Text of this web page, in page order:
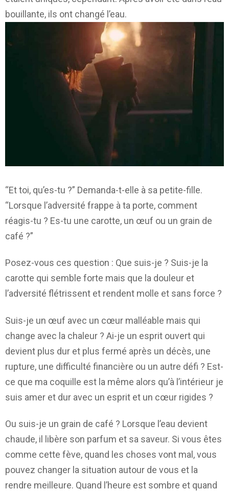
bouillante, ils ont changé l’eau.
“Et toi, qu’es-tu ?” Demanda-t-elle à sa petite-fille.
“Lorsque l’adversité frappe à ta porte, comment
réagis-tu ? Es-tu une carotte, un œuf ou un grain de
café ?”
Posez-vous ces question : Que suis-je ? Suis-je la
carotte qui semble forte mais que la douleur et
l’adversité flétrissent et rendent molle et sans force ?
Suis-je un œuf avec un cœur malléable mais qui
change avec la chaleur ? Ai-je un esprit ouvert qui
devient plus dur et plus fermé après un décès, une
rupture, une difficulté financière ou un autre défi ? Est-
ce que ma coquille est la même alors qu’à l’intérieur je
suis amer et dur avec un esprit et un cœur rigides ?
Ou suis-je un grain de café ? Lorsque l’eau devient
chaude, il libère son parfum et sa saveur. Si vous êtes
comme cette fève, quand les choses vont mal, vous
pouvez changer la situation autour de vous et la
rendre meilleure. Quand l’heure est sombre et quand